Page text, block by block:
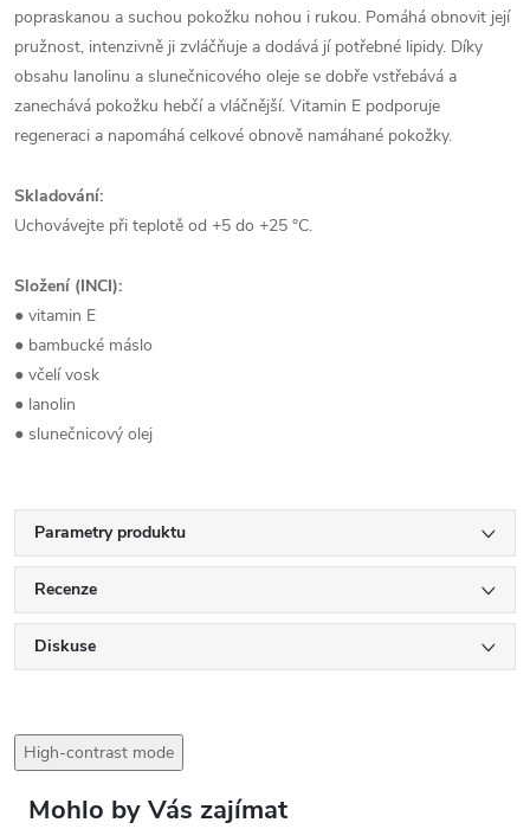
popraskanou a suchou pokožku nohou i rukou. Pomáhá obnovit její
pružnost, intenzivně ji zvláčňuje a dodává jí potřebné lipidy. Díky
obsahu lanolinu a slunečnicového oleje se dobře vstřebává a
zanechává pokožku hebčí a vláčnější. Vitamin E podporuje
regeneraci a napomáhá celkové obnově namáhané pokožky.
Skladování:
Uchovávejte při teplotě od +5 do +25 °C.
Složení (INCI):
● vitamin E
● bambucké máslo
● včelí vosk
● lanolin
● slunečnicový olej
Parametry produktu
Recenze
Diskuse
High-contrast mode
Mohlo by Vás zajímat